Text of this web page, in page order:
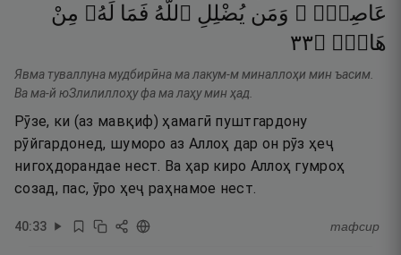
عَاصِمٍۢ ۗ وَمَن يُضْلِلِ ٱللَّهُ فَمَا لَهُۥ مِنْ
هَادٍۢ ۝٣٣
Явма туваллуна мудбирӣна ма лакум-м миналлоҳи мин ъасим.
Ва ма-й юЗлилиллоҳу фа ма лаҳу мин ҳад.
Рӯзе, ки (аз мавқиф) ҳамагӣ пуштгардону
рӯйгардонед, шуморо аз Аллоҳ дар он рӯз ҳеҷ
нигоҳдорандае нест. Ва ҳар киро Аллоҳ гумроҳ
созад, пас, ӯро ҳеҷ раҳнамое нест.
40:33 тафсир